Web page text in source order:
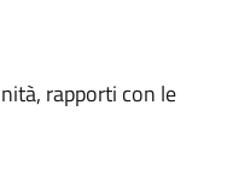
rapporti con le